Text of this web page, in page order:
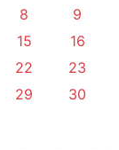
8
9
15
16
22
23
29
30